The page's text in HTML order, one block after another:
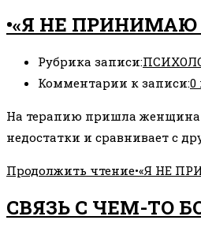
•«Я НЕ
Рубрика записи:
Комментарии к записи:0
На терапию пришла женщина
недостатки и сравнивает с
Продолжить чтение•«Я НЕ
СВЯЗЬ С ЧЕМ-ТО